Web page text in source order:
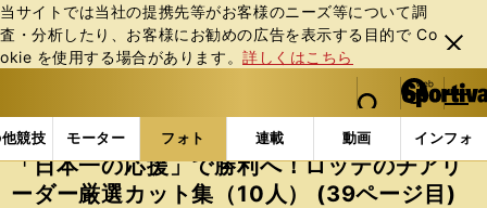
当サイトでは当社の提携先等がお客様のニーズ等について調
査・分析したり、お客様にお勧めの広告を表⽰する⽬的で Co
okie を使⽤する場合があります。詳しくはこちら
閉じ
る
web Sportiva (webスポルティーバ)
検索
マイペ
ー
ジ
メニュ
競技 モーター フォト 連載 動画 インフォ
b
ス
ポ
ル
フォトギャラリー スポーツビーナスギャラリー 「
「日本一の応援」で勝利へ！ロッテのチアリ
ーダー厳選カット集（10人） (39ページ目)